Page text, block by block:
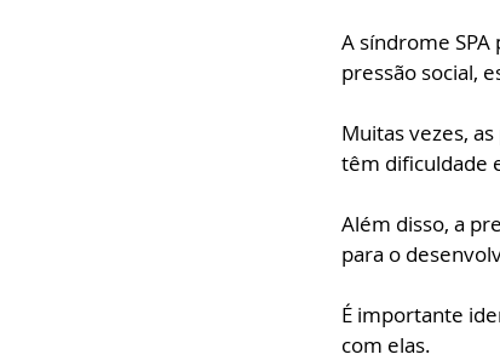
A síndrome
pressão social,
Muitas vezes,
têm dificuldade
Além disso, a
para o
É importante
com elas.